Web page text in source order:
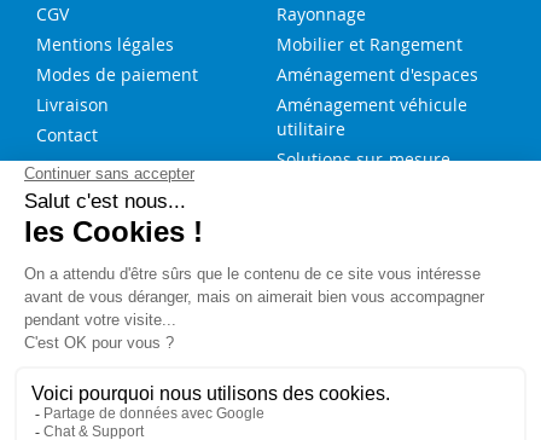
CGV
Mentions légales
Modes de paiement
Livraison
Contact
Rayonnage
Mobilier et Rangement
Aménagement d'espaces
Aménagement véhicule
utilitaire
Solutions sur-mesure
NOS SERVICES
FAQ
Blog
Aide au choix rayonnage
Service de montage
Besoin d'aide ?